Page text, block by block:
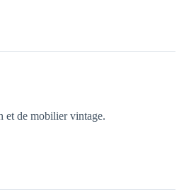
et de mobilier vintage.